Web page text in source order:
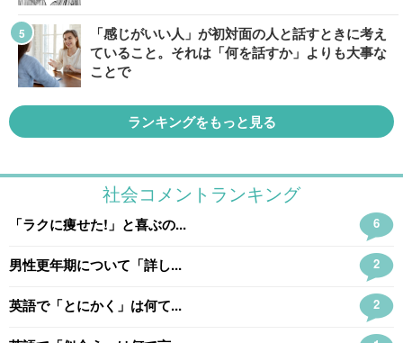
「感じがいい人」が初対面の人と話すときに考え
ていること。それは「何を話すか」よりも大事な
ことで
ランキングをもっと見る